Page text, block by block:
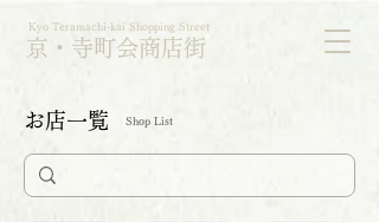
Kyo Teramachi-kai Shopping Street
京・寺町会商店街
お店一覧 Shop List